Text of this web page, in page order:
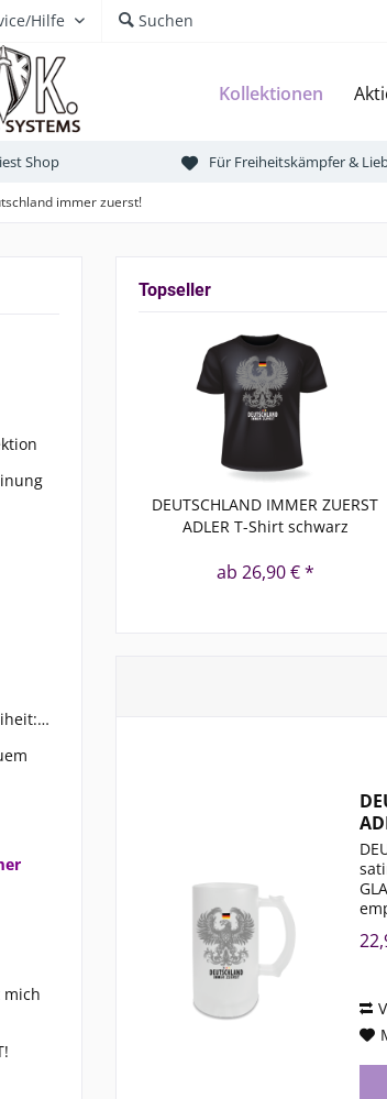
Hilfe Suchen
Kollektionen
Shop Für Freiheitskämpfer &
immer zuerst!
Topseller
DEUTSCHLAND IMMER ZUERST
ADLER T-Shirt schwarz
ab 26,90 € *